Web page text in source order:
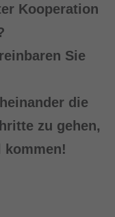
Kooperation
Sie
die
zu gehen,
kommen!